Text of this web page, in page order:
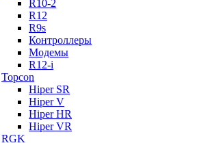
R10-2
R12
R9s
Контроллеры
Модемы
R12-i
Topcon
Hiper SR
Hiper V
Hiper HR
Hiper VR
RGK